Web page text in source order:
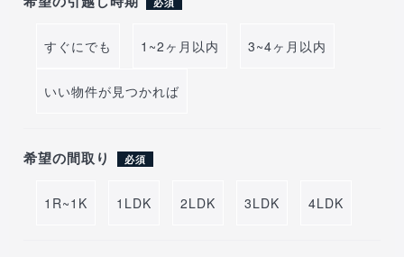
すぐにでも 1~2ヶ月以内 3~4ヶ月以内
いい物件が見つかれば
希望の間取り 必須
1R~1K 1LDK 2LDK 3LDK 4LDK